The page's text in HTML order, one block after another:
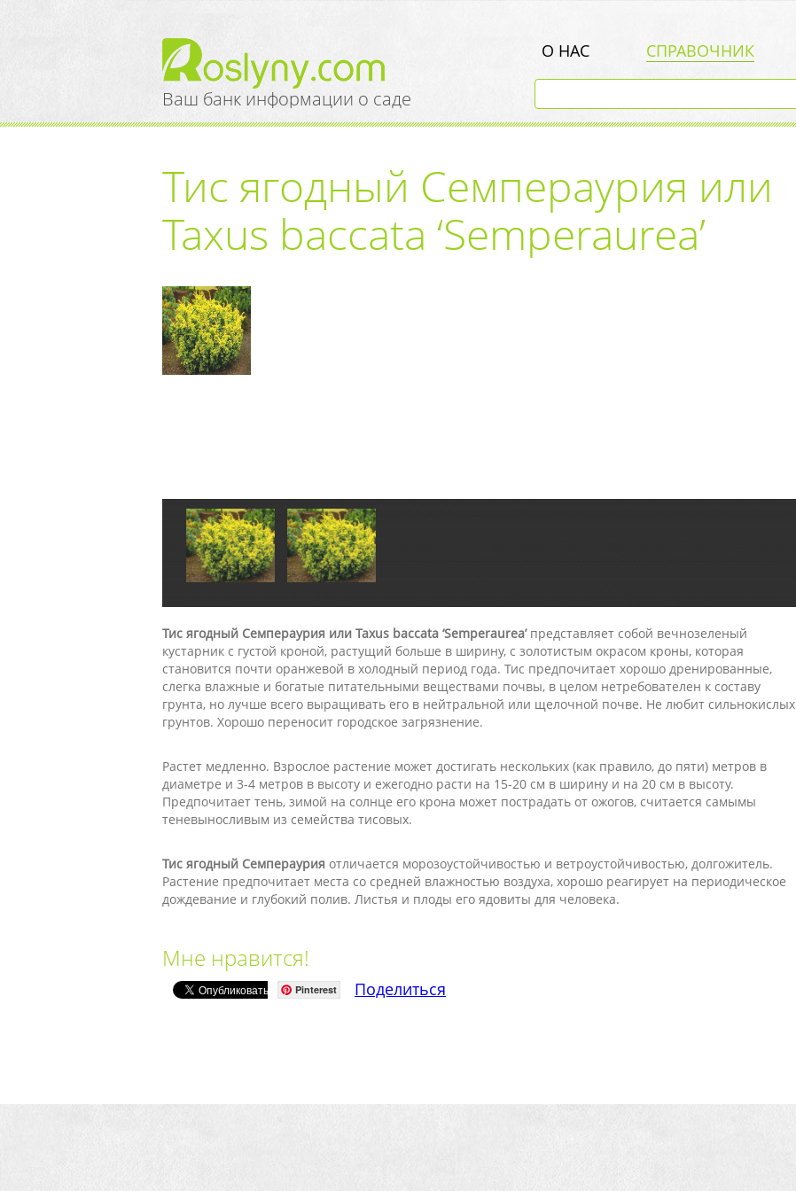
Ваш банк информации о саде
О НАС СПРАВОЧНИК
Тис ягодный Семпераурия или
Taxus baccata ‘Semperaurea’
Тис ягодный Семпераурия или Taxus baccata ‘Semperaurea’представляет собой вечнозеленый
кустарник с густой кроной, растущий больше в ширину, с золотистым окрасом кроны, которая
становится почти оранжевой в холодный период года. Тис предпочитает хорошо дренированные,
слегка влажные и богатые питательными веществами почвы, в целом нетребователен к составу
грунта, но лучше всего выращивать его в нейтральной или щелочной почве. Не любит сильнокислых
грунтов. Хорошо переносит городское загрязнение.
Растет медленно. Взрослое растение может достигать нескольких (как правило, до пяти) метров в
диаметре и 3-4 метров в высоту и ежегодно расти на 15-20 см в ширину и на 20 см в высоту.
Предпочитает тень, зимой на солнце его крона может пострадать от ожогов, считается самымы
теневыносливым из семейства тисовых.
Тис ягодный Семпераурия отличается морозоустойчивостью и ветроустойчивостью, долгожитель.
Растение предпочитает места со средней влажностью воздуха, хорошо реагирует на периодическое
дождевание и глубокий полив. Листья и плоды его ядовиты для человека.
Мне нравится!
Pinterest Поделиться